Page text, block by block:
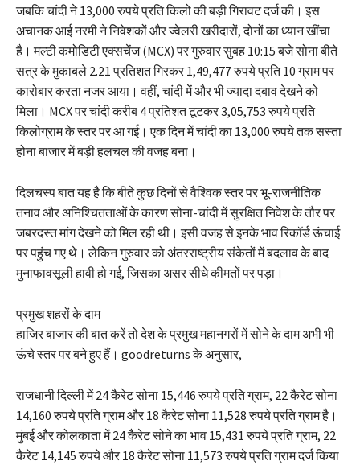
जबकि चांदी ने 13,000 रुपये प्रति किलो की बड़ी गिरावट दर्ज की। इस
अचानक आई नरमी ने निवेशकों और ज्वेलरी खरीदारों, दोनों का ध्यान खींचा
है। मल्टी कमोडिटी एक्सचेंज (MCX) पर गुरुवार सुबह 10:15 बजे सोना बीते
सत्र के मुकाबले 2.21 प्रतिशत गिरकर 1,49,477 रुपये प्रति 10 ग्राम पर
कारोबार करता नजर आया। वहीं, चांदी में और भी ज्यादा दबाव देखने को
मिला। MCX पर चांदी करीब 4 प्रतिशत टूटकर 3,05,753 रुपये प्रति
किलोग्राम के स्तर पर आ गई। एक दिन में चांदी का 13,000 रुपये तक सस्ता
होना बाजार में बड़ी हलचल की वजह बना।
दिलचस्प बात यह है कि बीते कुछ दिनों से वैश्विक स्तर पर भू-राजनीतिक
तनाव और अनिश्चितताओं के कारण सोना-चांदी में सुरक्षित निवेश के तौर पर
जबरदस्त मांग देखने को मिल रही थी। इसी वजह से इनके भाव रिकॉर्ड ऊंचाई
पर पहुंच गए थे। लेकिन गुरुवार को अंतरराष्ट्रीय संकेतों में बदलाव के बाद
मुनाफावसूली हावी हो गई, जिसका असर सीधे कीमतों पर पड़ा।
प्रमुख शहरों के दाम
हाजिर बाजार की बात करें तो देश के प्रमुख महानगरों में सोने के दाम अभी भी
ऊंचे स्तर पर बने हुए हैं। goodreturns के अनुसार,
राजधानी दिल्ली में 24 कैरेट सोना 15,446 रुपये प्रति ग्राम, 22 कैरेट सोना
14,160 रुपये प्रति ग्राम और 18 कैरेट सोना 11,528 रुपये प्रति ग्राम है।
मुंबई और कोलकाता में 24 कैरेट सोने का भाव 15,431 रुपये प्रति ग्राम, 22
कैरेट 14,145 रुपये और 18 कैरेट सोना 11,573 रुपये प्रति ग्राम दर्ज किया